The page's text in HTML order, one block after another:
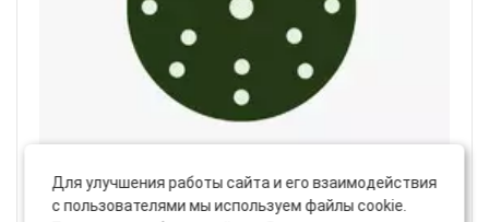
Артикул: 34462924
Для улучшения работы сайта и его взаимодействия
с пользователями мы используем файлы cookie.